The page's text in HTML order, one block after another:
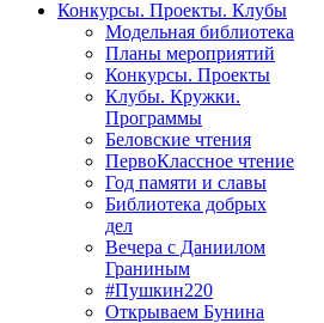
Конкурсы. Проекты. Клубы
Модельная библиотека
Планы мероприятий
Конкурсы. Проекты
Клубы. Кружки.
Программы
Беловские чтения
ПервоКлассное чтение
Год памяти и славы
Библиотека добрых
дел
Вечера с Даниилом
Граниным
#Пушкин220
Открываем Бунина